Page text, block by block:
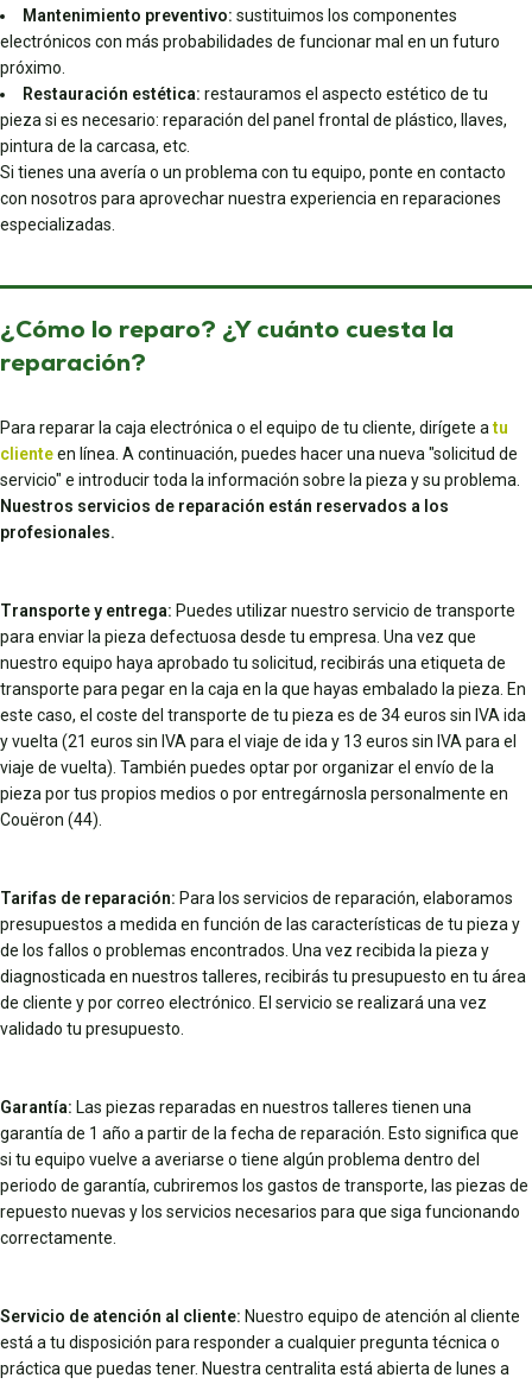
Mantenimiento preventivo: sustituimos los componentes
electrónicos con más probabilidades de funcionar mal en un futuro
próximo.
Restauración estética: restauramos el aspecto estético de tu
pieza si es necesario: reparación del panel frontal de plástico, llaves,
pintura de la carcasa, etc.
Si tienes una avería o un problema con tu equipo, ponte en contacto
con nosotros para aprovechar nuestra experiencia en reparaciones
especializadas.
¿Cómo lo reparo? ¿Y cuánto cuesta la
reparación?
Para reparar la caja electrónica o el equipo de tu cliente, dirígete atu
clienteen línea. A continuación, puedes hacer una nueva "solicitud de
servicio" e introducir toda la información sobre la pieza y su problema.
Nuestros servicios de reparación están reservados a los
profesionales.
Transporte y entrega: Puedes utilizar nuestro servicio de transporte
para enviar la pieza defectuosa desde tu empresa. Una vez que
nuestro equipo haya aprobado tu solicitud, recibirás una etiqueta de
transporte para pegar en la caja en la que hayas embalado la pieza. En
este caso, el coste del transporte de tu pieza es de 34 euros sin IVA ida
y vuelta (21 euros sin IVA para el viaje de ida y 13 euros sin IVA para el
viaje de vuelta). También puedes optar por organizar el envío de la
pieza por tus propios medios o por entregárnosla personalmente en
Couëron (44).
Tarifas de reparación: Para los servicios de reparación, elaboramos
presupuestos a medida en función de las características de tu pieza y
de los fallos o problemas encontrados. Una vez recibida la pieza y
diagnosticada en nuestros talleres, recibirás tu presupuesto en tu área
de cliente y por correo electrónico. El servicio se realizará una vez
validado tu presupuesto.
Garantía: Las piezas reparadas en nuestros talleres tienen una
garantía de 1 año a partir de la fecha de reparación. Esto significa que
si tu equipo vuelve a averiarse o tiene algún problema dentro del
periodo de garantía, cubriremos los gastos de transporte, las piezas de
repuesto nuevas y los servicios necesarios para que siga funcionando
correctamente.
Servicio de atención al cliente: Nuestro equipo de atención al cliente
está a tu disposición para responder a cualquier pregunta técnica o
práctica que puedas tener. Nuestra centralita está abierta de lunes a